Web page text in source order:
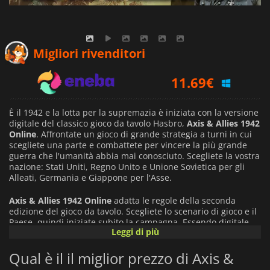
Migliori rivenditori
11.69€
14.19€
È il 1942 e la lotta per la supremazia è iniziata con la versione
digitale del classico gioco da tavolo Hasbro, Axis & Allies 1942
Online. Affrontate un gioco di grande strategia a turni in cui
scegliete una parte e combattete per vincere la più grande
guerra che l'umanità abbia mai conosciuto. Scegliete la vostra
nazione: Stati Uniti, Regno Unito e Unione Sovietica per gli
Alleati, Germania e Giappone per l'Asse.
Axis & Allies 1942 Online adatta le regole della seconda
edizione del gioco da tavolo. Scegliete lo scenario di gioco e il
Paese, quindi iniziate subito la campagna. Essendo digitale,
non c'è bisogno di impostare il tabellone, perché è già tutto
principianti a orientarsi.
Leggi di più
Qual è il il miglior prezzo di Axis &